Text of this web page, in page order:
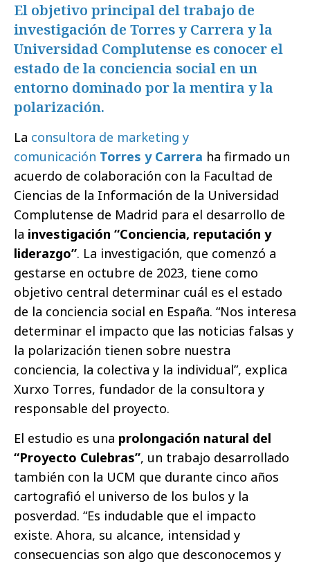
El objetivo principal del trabajo de
investigación de Torres y Carrera y la
Universidad Complutense es conocer el
estado de la conciencia social en un
entorno dominado por la mentira y la
polarización.
La consultora de marketing y
comunicación Torres y Carrera ha firmado un
acuerdo de colaboración con la Facultad de
Ciencias de la Información de la Universidad
Complutense de Madrid para el desarrollo de
la investigación “Conciencia, reputación y
liderazgo”. La investigación, que comenzó a
gestarse en octubre de 2023, tiene como
objetivo central determinar cuál es el estado
de la conciencia social en España. “Nos interesa
determinar el impacto que las noticias falsas y
la polarización tienen sobre nuestra
conciencia, la colectiva y la individual”, explica
Xurxo Torres, fundador de la consultora y
responsable del proyecto.
El estudio es una prolongación natural del
“Proyecto Culebras”, un trabajo desarrollado
también con la UCM que durante cinco años
cartografió el universo de los bulos y la
posverdad. “Es indudable que el impacto
existe. Ahora, su alcance, intensidad y
consecuencias son algo que desconocemos y